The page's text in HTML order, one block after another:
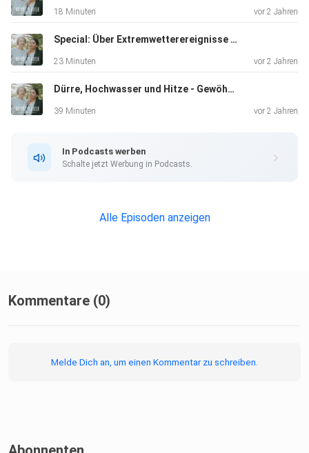
Umweltthemen. Wir
greifen aktuelle Themen auf, checken Fakten und
auch Expert:innen.
18 Minuten vor 2 Jahren
Special: Über Extremwetterereignisse mit Blick auf die Landwirtschaft
23 Minuten vor 2 Jahren
Dürre, Hochwasser und Hitze - Gewöhnen wir uns an Umweltkatastrophen?
39 Minuten vor 2 Jahren
In Podcasts werben
Schalte jetzt Werbung in Podcasts.
Alle Episoden anzeigen
Kommentare (0)
Melde Dich an, um einen Kommentar zu schreiben.